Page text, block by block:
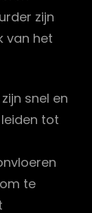
zijn
van het
snel en
tot
te